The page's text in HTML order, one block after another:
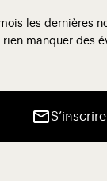
les dernières
rien manquer des
S’inscrire